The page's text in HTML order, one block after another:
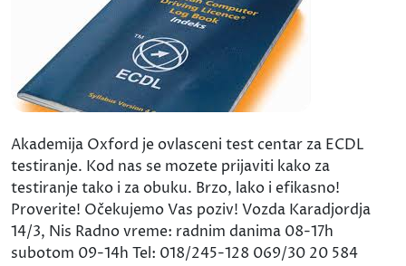
Akademija Oxford je ovlasceni test centar za ECDL
testiranje. Kod nas se mozete prijaviti kako za
testiranje tako i za obuku. Brzo, lako i efikasno!
Proverite! Očekujemo Vas poziv! Vozda Karadjordja
14/3, Nis Radno vreme: radnim danima 08-17h
subotom 09-14h Tel: 018/245-128 069/30 20 584